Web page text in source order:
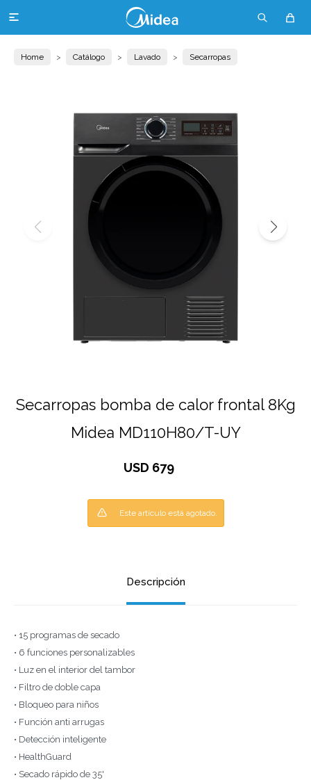

Home Catálogo Lavado Secarropas
Secarropas bomba de calor frontal 8Kg
Midea MD110H80/T-UY
USD 679
Este artículo está agotado.
Descripción
• 15 programas de secado
• 6 funciones personalizables
• Luz en el interior del tambor
• Filtro de doble capa
• Bloqueo para niños
• Función anti arrugas
• Detección inteligente
• HealthGuard
• Secado rápido de 35'